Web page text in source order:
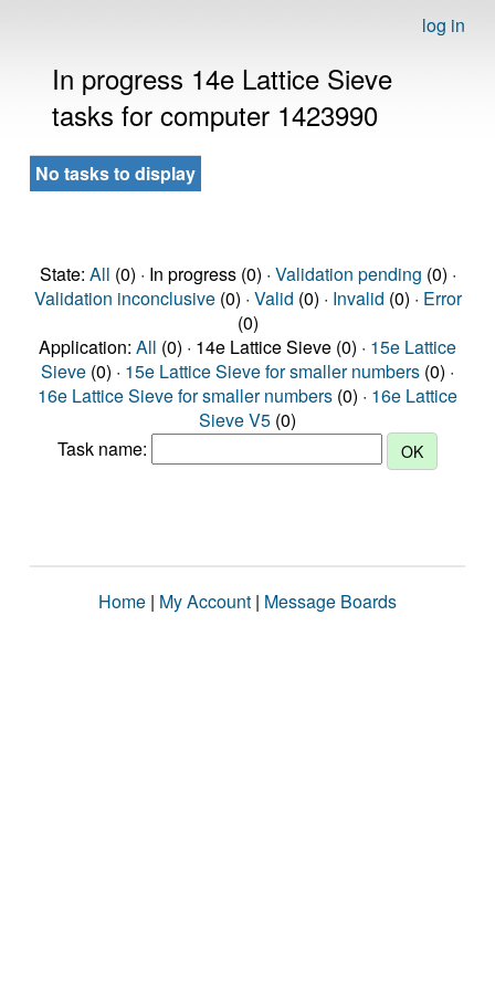
log in
In progress 14e Lattice Sieve
tasks for computer 1423990
No tasks to display
State: All (0) · In progress (0) · Validation pending (0) ·
Validation inconclusive(0) · Valid (0) · Invalid (0) · Error
(0)
Application: All (0) · 14e Lattice Sieve (0) · 15e Lattice
Sieve (0) · 15e Lattice Sieve for smaller numbers (0) ·
16e Lattice Sieve for smaller numbers (0) · 16e Lattice
Sieve V5 (0)
Task name:
Home | My Account | Message Boards